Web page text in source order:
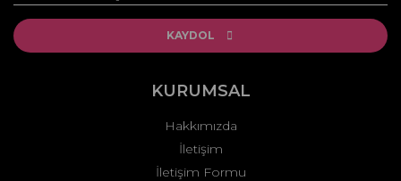
Ürün resmi kalitesiz, bozuk veya görüntülenemiyor.
Ürün açıklamasında eksik bilgiler bulunuyor.
Ürün fiyatı diğer sitelerden daha pahalı.
KAYDOL
KURUMSAL
Hakkımızda
İletişim
İletişim Formu